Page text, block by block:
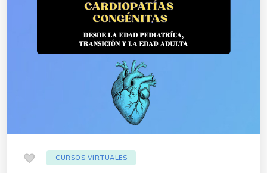
CURSOS VIRTUALES